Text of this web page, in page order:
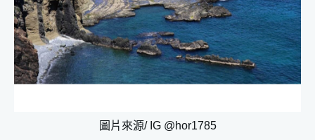
圖片來源/ IG @hor1785